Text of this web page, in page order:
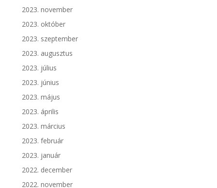
2023. november
2023. október
2023. szeptember
2023. augusztus
2023. július
2023. június
2023. május
2023. április
2023. március
2023. február
2023. január
2022. december
2022. november